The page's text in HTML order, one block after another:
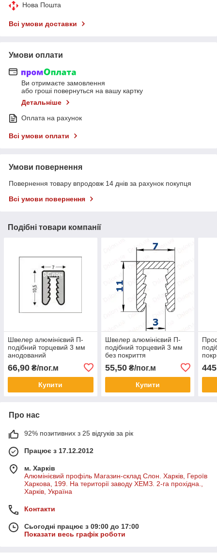
Нова Пошта
Всі умови доставки
Умови оплати
Ви отримаєте замовлення
або гроші повернуться на вашу картку
Детальніше
Оплата на рахунок
Всі умови оплати
Умови повернення
Повернення товару впродовж 14 днів за рахунок покупця
Всі умови повернення
Подібні товари компанії
Швелер алюмінієвий П-
подібний торцевий 3 мм
анодований
66,90 ₴/пог.м
Купити
Швелер алюмінієвий П-
подібний торцевий 3 мм
без покриття
55,50₴/пог.м
Купити
445
Про нас
92% позитивних з 25 відгуків за рік
Працює з 17.12.2012
м. Харків
Алюмінієвий профіль Магазин-склад Слон. Харків, Героїв
Харкова, 199. На території заводу ХЕМЗ. 2-га прохідна.,
Харків, Україна
Контакти
Сьогодні працює з 09:00 до 17:00
Показати весь графік роботи